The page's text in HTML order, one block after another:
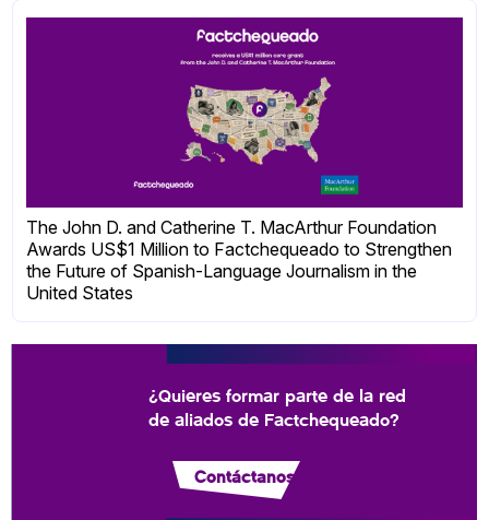
The John D. and Catherine T. MacArthur Foundation
Awards US$1 Million to Factchequeado to Strengthen
the Future of Spanish-Language Journalism in the
United States
¿Quieres formar parte de la red
de aliados de Factchequeado?
Contáctanos